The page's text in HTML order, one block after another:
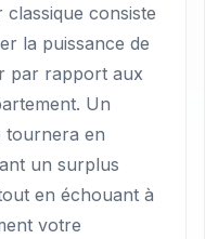
classique consiste
la puissance de
par rapport aux
Un
tournera en
un surplus
en échouant à
votre